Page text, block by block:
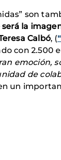
son
la
Calbó, (
con 2.500
emoción,
de
un